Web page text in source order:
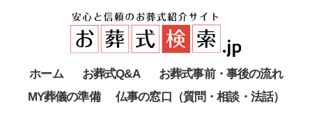
ホーム お葬式Q&A
お葬式事前・事後の流れ
MY葬儀の準備
仏事の窓口（質問・相談・法話）